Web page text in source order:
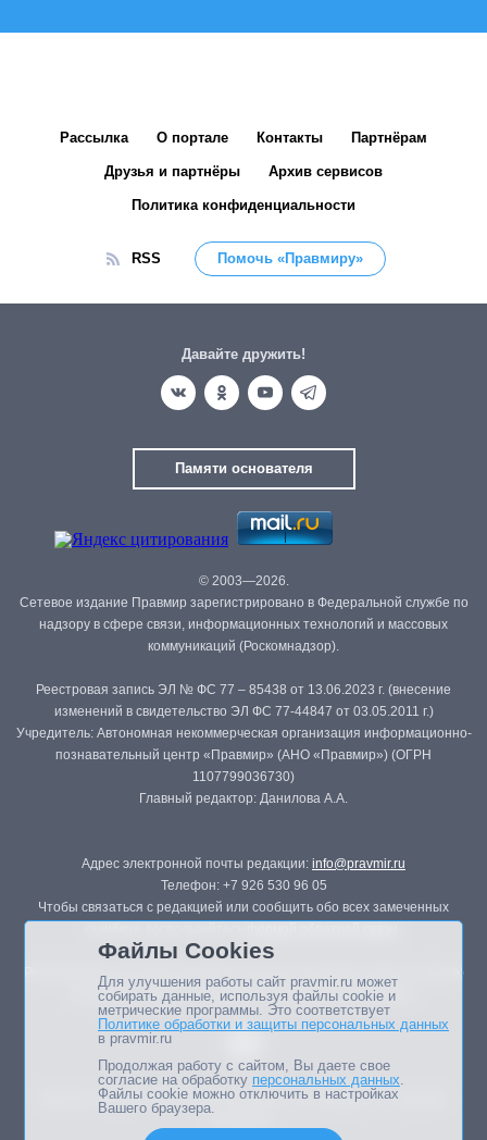
Рассылка О портале Контакты Партнёрам
Друзья и партнёры Архив сервисов
Политика конфиденциальности
RSS Помочь «Правмиру»
Давайте дружить!
Памяти основателя
© 2003—2026.
Сетевое издание Правмир зарегистрировано в Федеральной службе по
надзору в сфере связи, информационных технологий и массовых
коммуникаций (Роскомнадзор).
Реестровая запись ЭЛ № ФС 77 – 85438 от 13.06.2023 г. (внесение
изменений в свидетельство ЭЛ ФС 77-44847 от 03.05.2011 г.)
Учредитель: Автономная некоммерческая организация информационно-
познавательный центр «Правмир» (АНО «Правмир») (ОГРН
1107799036730)
Главный редактор: Данилова А.А.
Адрес электронной почты редакции: info@pravmir.ru
Телефон: +7 926 530 96 05
Чтобы связаться с редакцией или сообщить обо всех замеченных
Републикация материалов сайта в печатных изданиях (книгах, прессе)
возможна только с письменного разрешения редакции.
Мнение авторов статей портала может не совпадать с позицией
Файлы Cookies
Для улучшения работы сайт pravmir.ru может
собирать данные, используя файлы cookie и
метрические программы. Это соответствует
Политике обработки и защиты персональных данных
в pravmir.ru
Продолжая работу с сайтом, Вы даете свое
согласие на обработку персональных данных.
Файлы cookie можно отключить в настройках
Вашего браузера.